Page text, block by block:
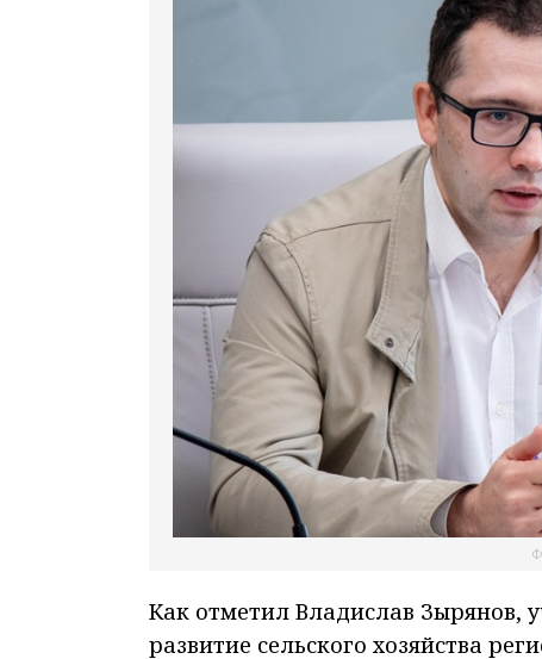
Как отметил Владислав Зырянов,
развитие сельского хозяйства